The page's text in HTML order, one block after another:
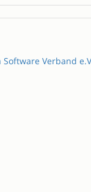
Software Verband